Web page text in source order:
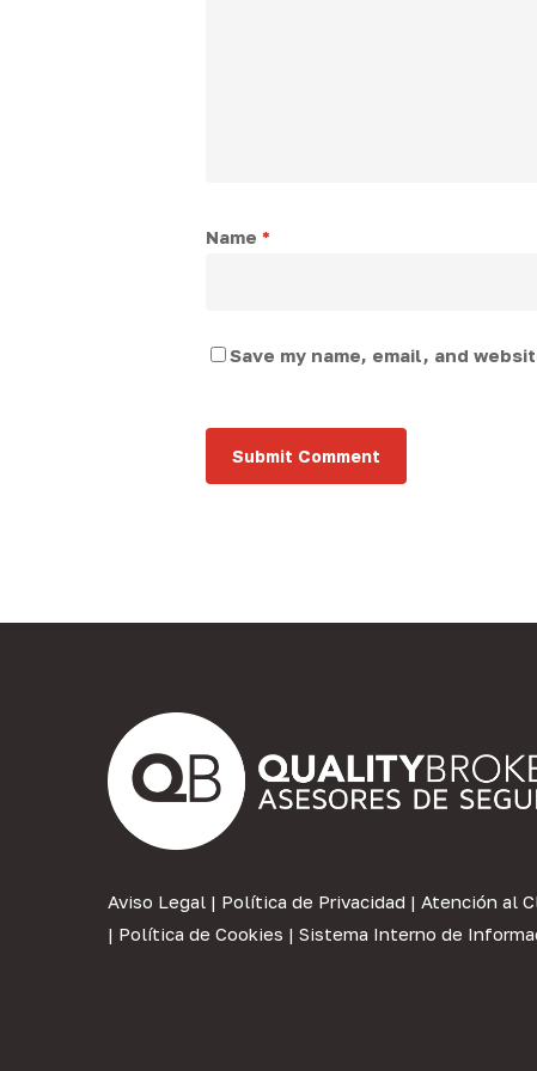
Name *
Save my name, email, and
Aviso Legal | Política de Privacidad | Atención al
| Política de Cookies | Sistema Interno de